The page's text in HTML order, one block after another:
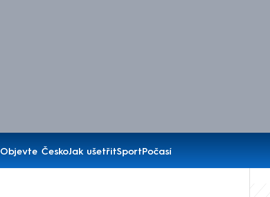
Objevte ČeskoJak ušetřitSportPočasí